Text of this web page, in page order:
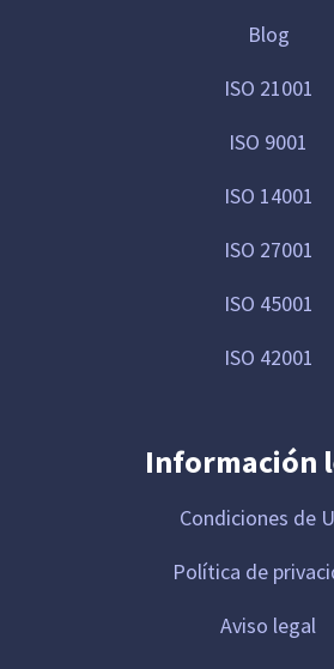
Blog
ISO 21001
ISO 9001
ISO 14001
ISO 27001
ISO 45001
ISO 42001
Información
Condiciones de
Política de
Aviso legal